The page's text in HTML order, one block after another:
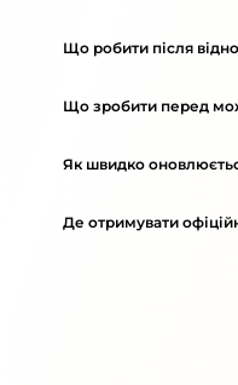
Що робити після
Що зробити перед
Як швидко
Де отримувати